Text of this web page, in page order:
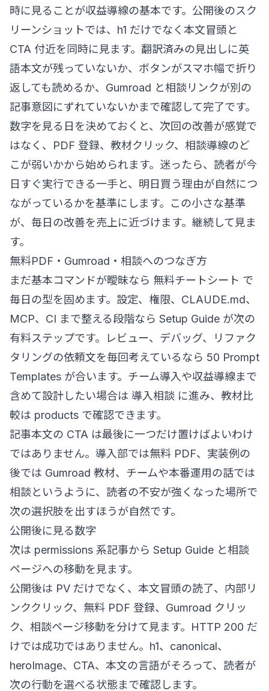
時に見ることが収益導線の基本です。公開後のスク
リーンショットでは、h1 だけでなく本文冒頭と
CTA 付近を同時に見ます。翻訳済みの見出しに英
語本文が残っていないか、ボタンがスマホ幅で折り
返しても読めるか、Gumroad と相談リンクが別の
記事意図にずれていないかまで確認して完了です。
数字を見る日を決めておくと、次回の改善が感覚で
はなく、PDF 登録、教材クリック、相談導線のど
こが弱いかから始められます。迷ったら、読者が今
日すぐ実行できる一手と、明日買う理由が自然につ
ながっているかを基準にします。この小さな基準
が、毎日の改善を売上に近づけます。継続して見ま
す。
無料PDF・Gumroad・相談へのつなぎ方
まだ基本コマンドが曖昧なら 無料チートシート で
毎日の型を固めます。設定、権限、CLAUDE.md、
MCP、CI まで整える段階なら Setup Guide が次の
有料ステップです。レビュー、デバッグ、リファク
タリングの依頼文を毎回考えているなら 50 Prompt
Templates が合います。チーム導入や収益導線まで
含めて設計したい場合は 導入相談 に進み、教材比
較は products で確認できます。
記事本文の CTA は最後に一つだけ置けばよいわけ
ではありません。導入部では無料 PDF、実装例の
後では Gumroad 教材、チームや本番運用の話では
相談というように、読者の不安が強くなった場所で
次の選択肢を出すほうが自然です。
公開後に見る数字
次は permissions 系記事から Setup Guide と相談
ページへの移動を見ます。
公開後は PV だけでなく、本文冒頭の読了、内部リ
ンククリック、無料 PDF 登録、Gumroad クリッ
ク、相談ページ移動を分けて見ます。HTTP 200 だ
けでは成功ではありません。h1、canonical、
heroImage、CTA、本文の言語がそろって、読者が
次の行動を選べる状態まで確認します。